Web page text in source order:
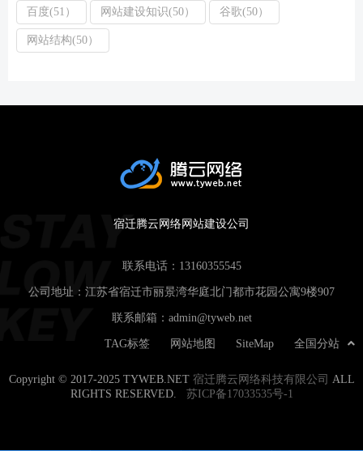
百度(51） 网站建设知识(50） 谷歌(50）
网站结构(50）
宿迁腾云网络网站建设公司
联系电话： 13160355545
公司地址：江苏省宿迁市丽景湾华庭北门都市花园公寓9楼907
联系邮箱： admin@tyweb.net
全国分站
SiteMap
网站地图
TAG标签
Copyright © 2017-2025 TYWEB.NET 宿迁腾云网络科技有限公司
ALL
RIGHTS RESERVED. 苏ICP备17033535号-1